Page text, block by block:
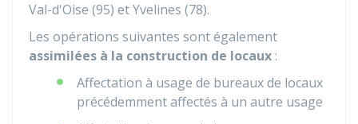
Val-d'Oise (95) et Yvelines (78).
Les opérations suivantes sont également
assimilées à la construction de locaux :
Affectation à usage de bureaux de locaux
précédemment affectés à un autre usage